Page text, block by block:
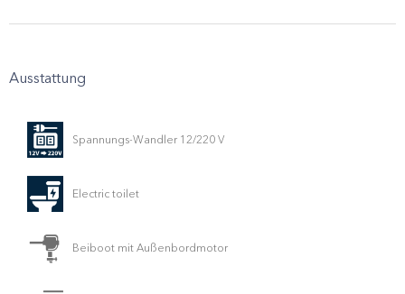
Ausstattung
Spannungs-Wandler 12/220 V
Electric toilet
Beiboot mit Außenbordmotor